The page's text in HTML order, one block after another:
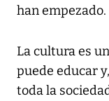
han empezado.
La cultura es
puede educar
toda la